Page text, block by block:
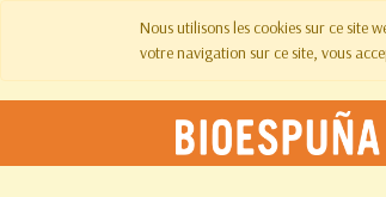
Nous utilisons les cookies sur ce site
votre navigation sur ce site, vous